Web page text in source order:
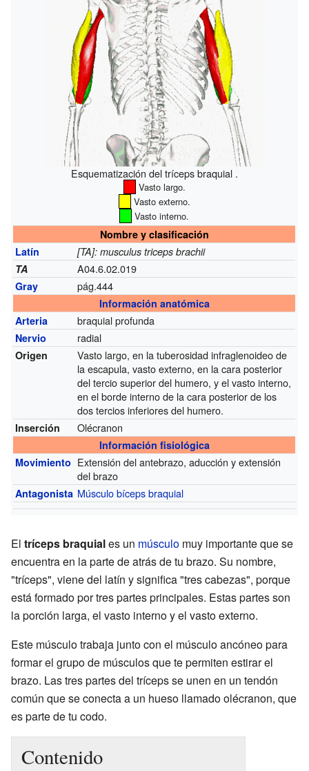
Esquematización del tríceps braquial .
Vasto largo.
Vasto externo.
Vasto interno.
Nombre y clasificación
Latín
[TA]: musculus triceps brachii
TA
A04.6.02.019
Gray pág.444
Información anatómica
Arteria
braquial profunda
Nervio radial
Origen
Vasto largo, en la tuberosidad infraglenoideo de
la escapula, vasto externo, en la cara posterior
del tercio superior del humero, y el vasto interno,
en el borde interno de la cara posterior de los
dos tercios inferiores del humero.
Inserción Olécranon
Información fisiológica
Movimiento Extensión del antebrazo, aducción y extensión
del brazo
Antagonista Músculo bíceps braquial
El tríceps braquiales un músculo muy importante que se
encuentra en la parte de atrás de tu brazo. Su nombre,
"tríceps", viene del latín y significa "tres cabezas", porque
está formado por tres partes principales. Estas partes son
la porción larga, el vasto interno y el vasto externo.
Este músculo trabaja junto con el músculo ancóneo para
formar el grupo de músculos que te permiten estirar el
brazo. Las tres partes del tríceps se unen en un tendón
común que se conecta a un hueso llamado olécranon, que
es parte de tu codo.
Contenido